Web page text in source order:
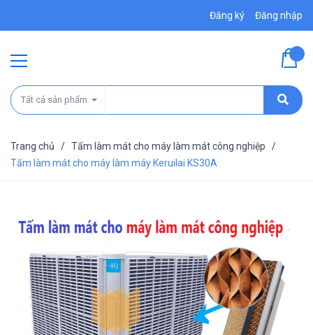
Đăng ký Đăng nhập
Tất cả sản phẩm
Trang chủ / Tấm làm mát cho máy làm mát công nghiệp
/
Tấm làm mát cho máy làm máy Keruilai KS30A